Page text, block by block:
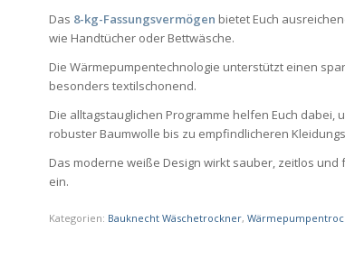
Das 8-kg-Fassungsvermögen bietet Euch
wie Handtücher oder Bettwäsche.
Die Wärmepumpentechnologie unterstützt einen
besonders textilschonend.
Die alltagstauglichen Programme helfen Euch
robuster Baumwolle bis zu empfindlicheren
Das moderne weiße Design wirkt sauber, zeitlos
ein.
Kategorien: Bauknecht Wäschetrockner,